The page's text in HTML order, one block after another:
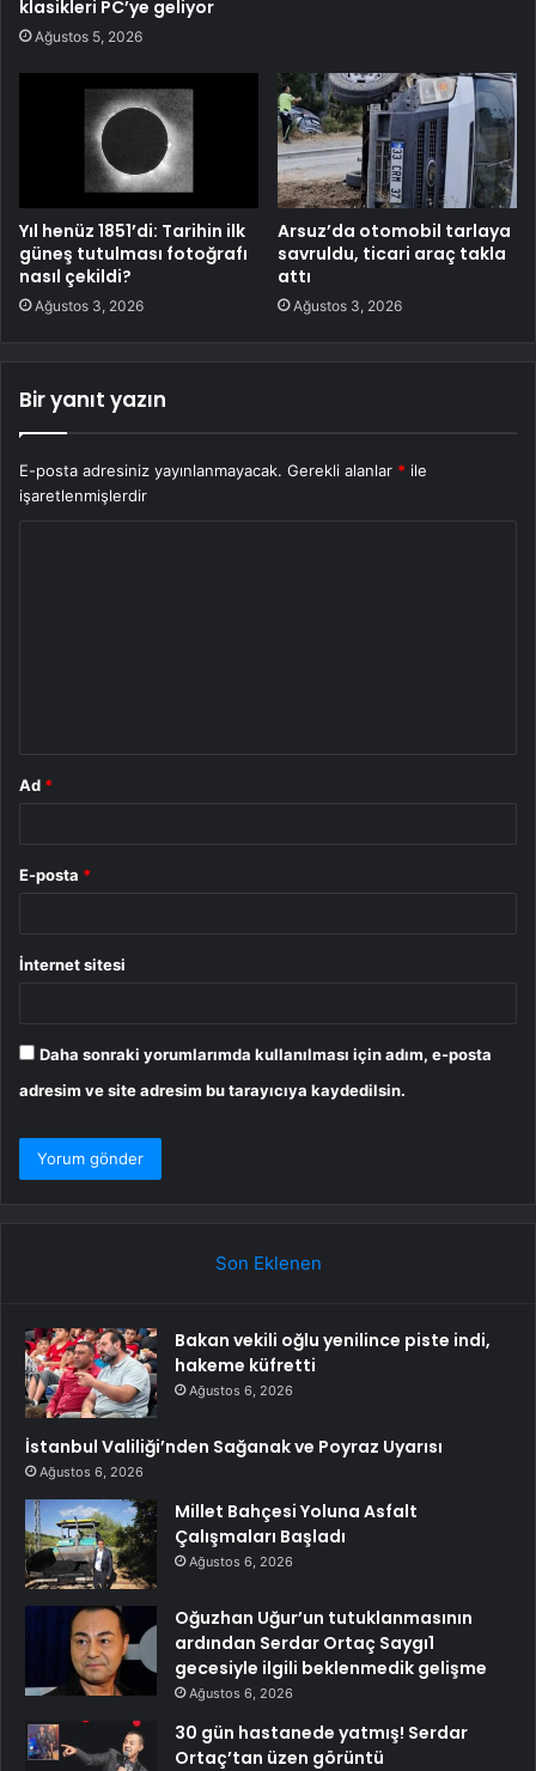
klasikleri PC’ye geliyor
Ağustos 5, 2026
Yıl henüz 1851’di: Tarihin ilk
güneş tutulması fotoğrafı
nasıl çekildi?
Ağustos 3, 2026
Arsuz’da otomobil tarlaya
savruldu, ticari araç takla
attı
Ağustos 3, 2026
Bir yanıt yazın
E-posta adresiniz yayınlanmayacak. Gerekli alanlar * ile
işaretlenmişlerdir
Ad *
E-posta *
İnternet sitesi
Daha sonraki yorumlarımda kullanılması için adım, e-posta
adresim ve site adresim bu tarayıcıya kaydedilsin.
Son Eklenen
Bakan vekili oğlu yenilince piste indi,
hakeme küfretti
Ağustos 6, 2026
İstanbul Valiliği’nden Sağanak ve Poyraz Uyarısı
Ağustos 6, 2026
Millet Bahçesi Yoluna Asfalt
Çalışmaları Başladı
Ağustos 6, 2026
Oğuzhan Uğur’un tutuklanmasının
ardından Serdar Ortaç Saygı1
gecesiyle ilgili beklenmedik gelişme
Ağustos 6, 2026
30 gün hastanede yatmış! Serdar
Ortaç’tan üzen görüntü